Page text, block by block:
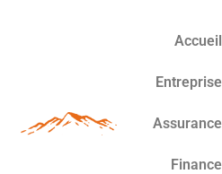
Accueil
Entreprise
Assurance
Finance